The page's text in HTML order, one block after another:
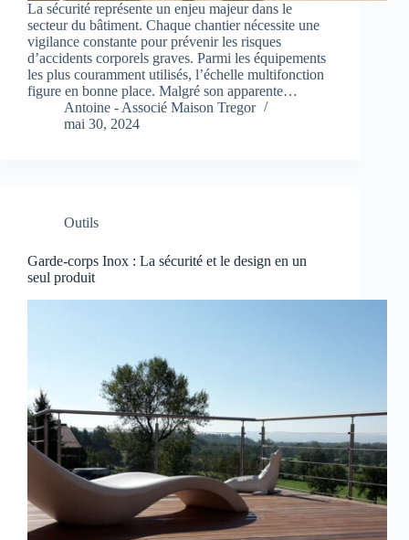
La sécurité représente un enjeu majeur dans le
secteur du bâtiment. Chaque chantier nécessite une
vigilance constante pour prévenir les risques
d’accidents corporels graves. Parmi les équipements
les plus couramment utilisés, l’échelle multifonction
figure en bonne place. Malgré son apparente…
Antoine - Associé Maison Tregor
mai 30, 2024
Outils
Garde-corps Inox : La sécurité et le design en un
seul produit